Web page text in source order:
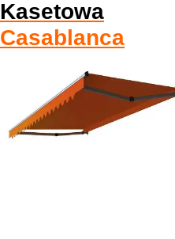
Kasetowa
Casablanca